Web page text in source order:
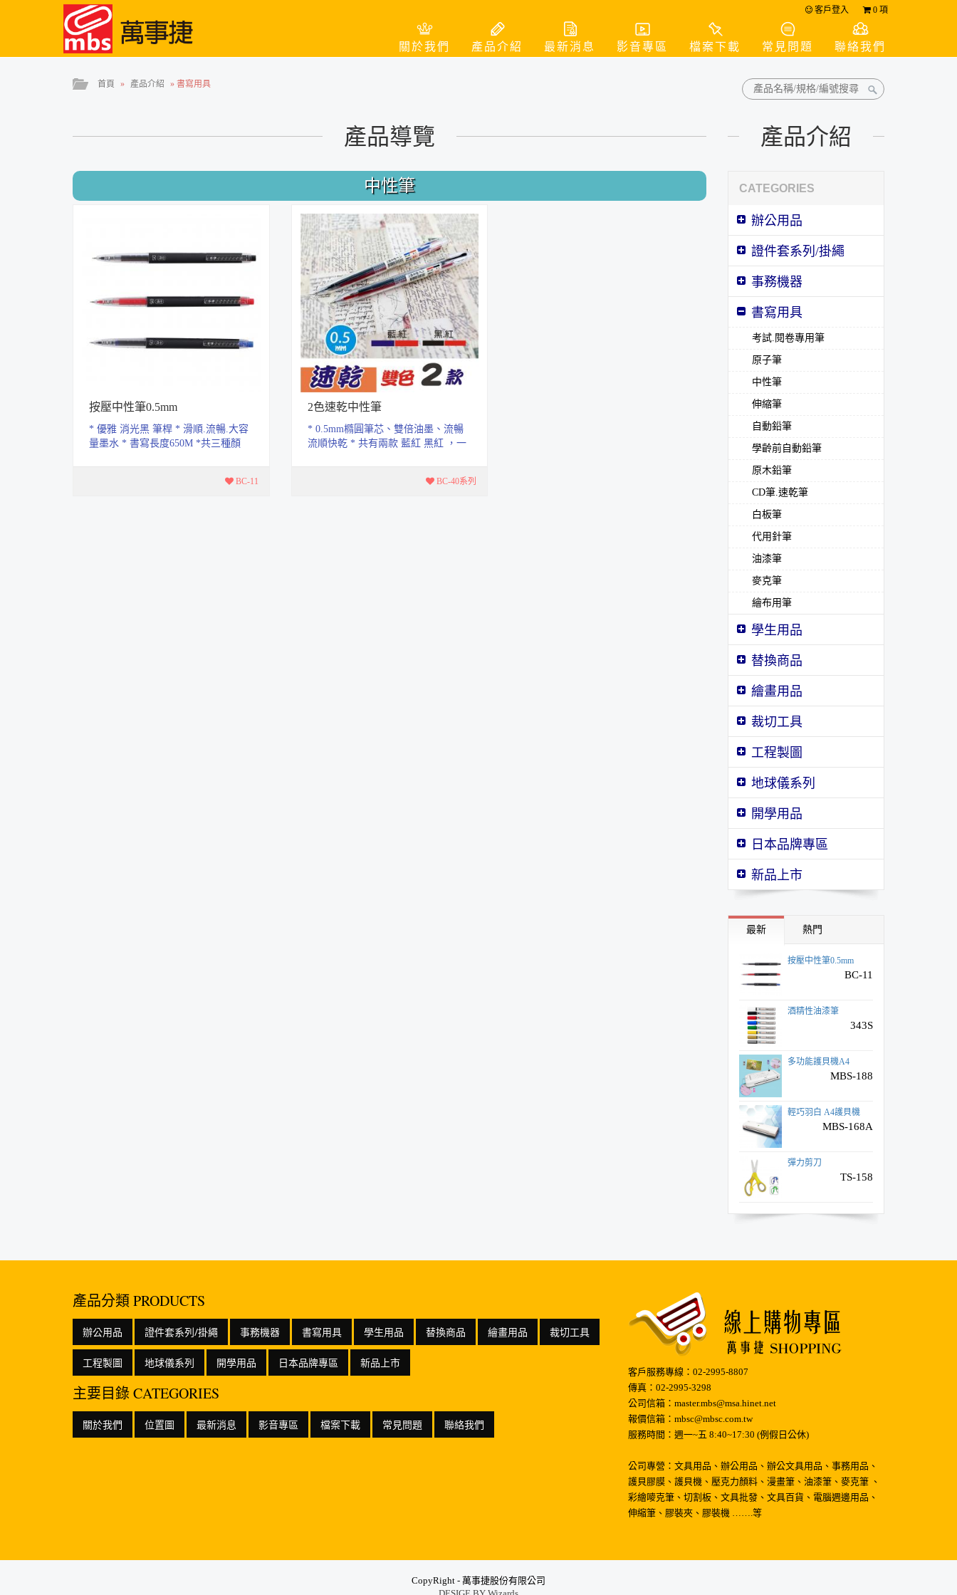
客戶登入 0 項
關於我們 產品介紹 最新消息 影音專區 檔案下載 常見問題 聯絡我們
首頁 » 產品介紹 » 書寫用具
產品導覽
中性筆
按壓中性筆0.5mm
* 優雅 消光黑 筆桿 * 滑順.流暢.大容
量墨水 * 書寫長度650M *共三種顏
BC-11
2色速乾中性筆
* 0.5mm橢圓筆芯、雙倍油墨、流暢
流順快乾 * 共有兩款 藍紅 黑紅 ，一
BC-40系列
產品介紹
CATEGORIES
辦公用品
證件套系列/掛繩
事務機器
書寫用具
考試.閱卷專用筆
原子筆
中性筆
伸縮筆
自動鉛筆
學齡前自動鉛筆
原木鉛筆
CD筆.速乾筆
白板筆
代用針筆
油漆筆
麥克筆
繪布用筆
學生用品
替換商品
繪畫用品
裁切工具
工程製圖
地球儀系列
開學用品
日本品牌專區
新品上市
最新 熱門
壓克力顏料 ７５ml
按壓中性筆0.5mm
BC-11
酒精性油漆筆
343S
多功能護貝機A4
MBS-188
輕巧羽白 A4護貝機
MBS-168A
彈力剪刀
TS-158
(新)筆夾式筆型圓規
省力彩色長尾夾
C系列筒裝
516
高級鐵製手搖削筆機
AS-920
產品分類 PRODUCTS
辦公用品 證件套系列/掛繩 事務機器 書寫用具 學生用品 替換商品 繪畫用品 裁切工具
工程製圖 地球儀系列 開學用品 日本品牌專區 新品上市
主要目錄 CATEGORIES
關於我們 位置圖 最新消息 影音專區 檔案下載 常見問題 聯絡我們
客戶服務專線：02-2995-8807
傳真：02-2995-3298
公司信箱：master.mbs@msa.hinet.net
報價信箱：mbsc@mbsc.com.tw
服務時間：週一~五 8:40~17:30 (例假日公休)
公司專營：文具用品、辦公用品、辦公文具用品、事務用品、
護貝膠膜、護貝機、壓克力顏料、漫畫筆、油漆筆、麥克筆 、
彩繪嘜克筆、切割板、文具批發、文具百貨、電腦週邊用品、
伸縮筆、膠裝夾、膠裝機 …….等
CopyRight - 萬事捷股份有限公司